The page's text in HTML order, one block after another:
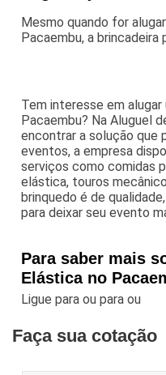
Mesmo quando for
Pacaembu, a brincadeira
Tem interesse em
Pacaembu? Na Aluguel
encontrar a solução que
eventos, a empresa
serviços como comidas
elástica, touros
brinquedo é de
para deixar seu evento
Para saber mais
Elástica no
Ligue paraou paraou
Faça sua cotação